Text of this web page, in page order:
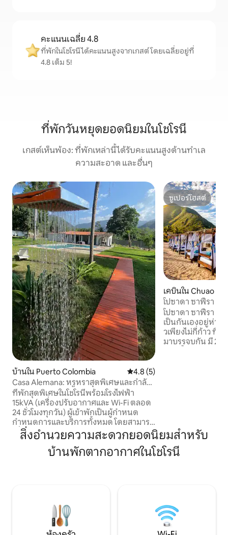
คะแนนเฉลี่ย 4.8
ที่พักในโชโรนีได้คะแนนสูงจากเกสต์ โดยเฉลี่ยอยู่ที่
4.8 เต็ม 5!
ที่พักวันหยุดยอดนิยมในโชโรนี
เกสต์เห็นพ้อง: ที่พักเหล่านี้ได้รับคะแนนสูงด้านทำเล
ความสะอาด และอื่นๆ
บ้านใน Puerto Colombia คะแนนเฉลี่ย 4.8 จาก 5, 5 รีวิว
4.8 (5)
Casa Alemana: หรูหราสุดพิเศษและกำลัง
ไฟ 15kVA
ที่พักสุดพิเศษในโชโรนีพร้อมโรงไฟฟ้า
15kVA (เครื่องปรับอากาศและ Wi-Fi ตลอด
24 ชั่วโมงทุกวัน) ผู้เข้าพักเป็นผู้กำหนด
กำหนดการและบริการทั้งหมด โดยสามารถ
เพิ่มหรือลบตัวเลือกได้ตามต้องการ มี
บริการรถรับส่งส่วนตัวแบบเสริมจากบ้าน
ของคุณด้วยรถเอสยูวี Explorer และแพ็กเก
กลุ่มของคุณโดยเฉพาะ
ซูเปอร์โฮสต์
ซูเปอร์โฮสต์
เคบินใน Chuao
โปซาดา ซาฟีรา บีช
โปซาดา ซาฟีรา บี
เป็นกันเองอยู่ห่าง
วเพียงไม่กี่ก้าว ที่ซึ่
มาบรรจบกัน มี 2
สิ่งอำนวยความสะดวกยอดนิยมสำหรับ
บ้านพักตากอากาศในโชโรนี